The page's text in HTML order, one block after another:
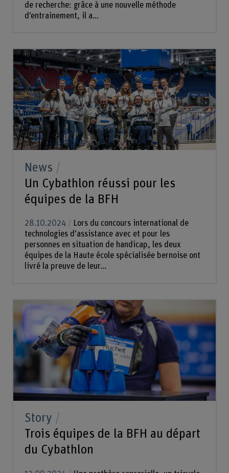
de recherche: grâce à une nouvelle méthode
d’entrainement, il a...
News
Un Cybathlon réussi pour les
équipes de la BFH
28.10.2024
Lors du concours international de
technologies d’assistance avec et pour les
personnes en situation de handicap, les deux
équipes de la Haute école spécialisée bernoise ont
livré la preuve de leur...
Story
Trois équipes de la BFH au départ
du Cybathlon